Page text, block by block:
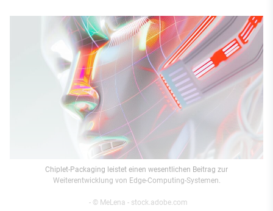
Chiplet-Packaging leistet einen wesentlichen Beitrag zur
Weiterentwicklung von Edge-Computing-Systemen.
- © MeLena - stock.adobe.com